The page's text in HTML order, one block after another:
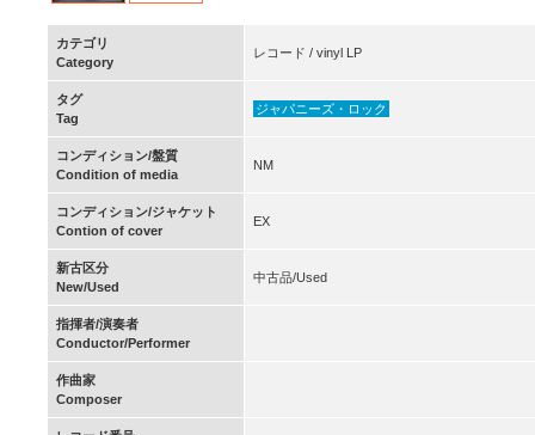
カテゴリ
Category
レコード / vinyl LP
タグ
Tag
ジャパニーズ・ロック
コンディション/盤質
Condition of media
NM
コンディション/ジャケット
Contion of cover
EX
新古区分
New/Used
中古品/Used
指揮者/演奏者
Conductor/Performer
作曲家
Composer